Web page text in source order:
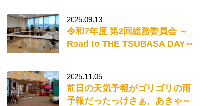
2025.09.13
令和7年度 第2回総務委員会 ～
Road to THE TSUBASA DAY～
2025.11.05
前日の天気予報がゴリゴリの雨
予報だったっけさぁ、あきゃ～